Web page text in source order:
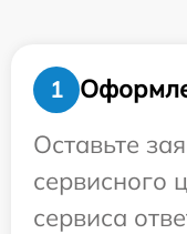
1
Оставьте
сервисного
сервиса